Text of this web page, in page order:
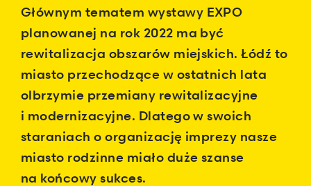
Głównym tematem wystawy EXPO
planowanej na rok 2022 ma być
rewitalizacja obszarów miejskich. Łódź to
miasto przechodzące w ostatnich lata
olbrzymie przemiany rewitalizacyjne
i modernizacyjne. Dlatego w swoich
staraniach o organizację imprezy nasze
miasto rodzinne miało duże szanse
na końcowy sukces.